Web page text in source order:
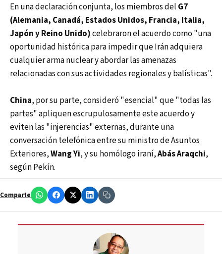
En una declaración conjunta, los miembros del G7
(Alemania, Canadá, Estados Unidos, Francia, Italia,
Japón y Reino Unido)celebraron el acuerdo como "una
oportunidad histórica para impedir que Irán adquiera
cualquier arma nuclear y abordar las amenazas
relacionadas con sus actividades regionales y balísticas".
China, por su parte, consideró "esencial" que "todas las
partes" apliquen escrupulosamente este acuerdo y
eviten las "injerencias" externas, durante una
conversación telefónica entre su ministro de Asuntos
Exteriores,Wang Yi, y su homólogo iraní,Abás Araqchi,
según Pekín.
Comparte